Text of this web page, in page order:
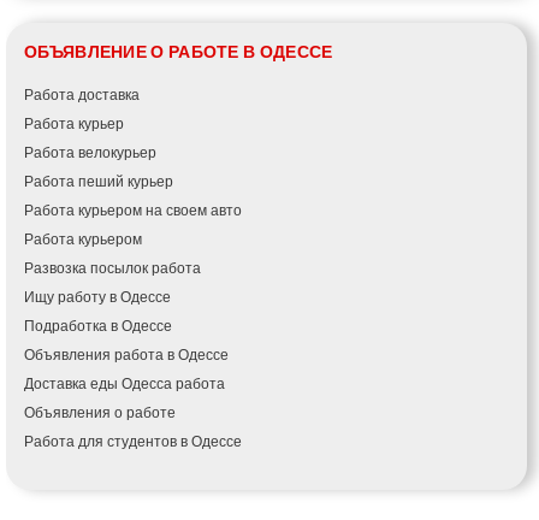
ОБЪЯВЛЕНИЕ О РАБОТЕ В ОДЕССЕ
Работа доставка
Работа курьер
Работа велокурьер
Работа пеший курьер
Работа курьером на своем авто
Работа курьером
Развозка посылок работа
Ищу работу в Одессе
Подработка в Одессе
Объявления работа в Одессе
Доставка еды Одесса работа
Объявления о работе
Работа для студентов в Одессе
Фонтанка
Гадяч
Гатное
Глеваха
Горишние Плавни
Гостомель
Харьков
Херсон
Хмельницкий
Хмельник
Ирпень
Ивано-Франковск
Измаил
Кагарлык
Калуш
Каменец-Подольский